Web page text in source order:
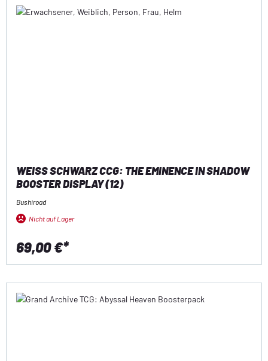
WEISS SCHWARZ CCG: THE EMINENCE IN SHADOW B
OOSTER DISPLAY (12)
Bushiroad
Nicht auf Lager
69,00 €*